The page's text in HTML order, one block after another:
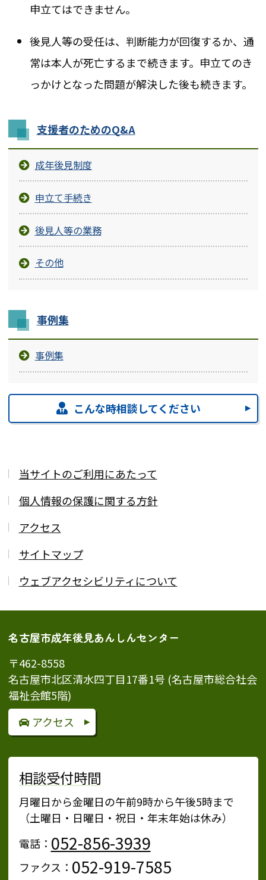
申立てはできません。
後見人等の受任は、判断能力が回復するか、通
常は本人が死亡するまで続きます。申立てのき
っかけとなった問題が解決した後も続きます。
支援者のためのQ&A
成年後見制度
申立て手続き
後見人等の業務
その他
事例集
事例集
こんな時相談してください
当サイトのご利用にあたって
個人情報の保護に関する方針
アクセス
サイトマップ
ウェブアクセシビリティについて
名古屋市成年後見あんしんセンター
〒462-8558
名古屋市北区清水四丁目17番1号 (名古屋市総合社会
福祉会館5階)
アクセス
相談受付時間
月曜日から金曜日の午前9時から午後5時まで
（土曜日・日曜日・祝日・年末年始は休み）
電話： 052-856-3939
ファクス： 052-919-7585